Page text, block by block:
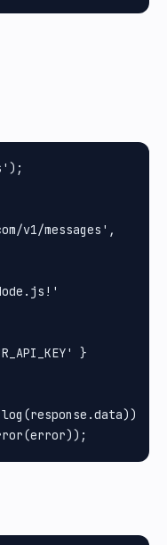
v1/messages',
}